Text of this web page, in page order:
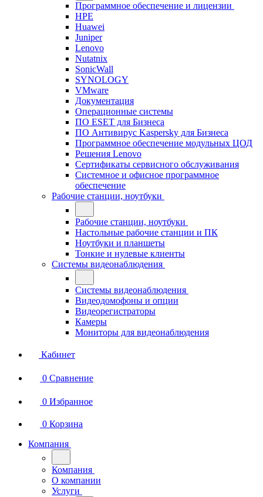
Программное обеспечение и лицензии
HPE
Huawei
Juniper
Lenovo
Nutatnix
SonicWall
SYNOLOGY
VMware
Документация
Операционные системы
ПО ESET для Бизнеса
ПО Антивирус Kaspersky для Бизнеса
Программное обеспечение модульных ЦОД
Решения Lenovo
Сертификаты сервисного обслуживания
Системное и офисное программное
обеспечение
Рабочие станции, ноутбуки
Рабочие станции, ноутбуки
Настольные рабочие станции и ПК
Ноутбуки и планшеты
Тонкие и нулевые клиенты
Системы видеонаблюдения
Системы видеонаблюдения
Видеодомофоны и опции
Видеорегистраторы
Камеры
Мониторы для видеонаблюдения
Кабинет
0 Сравнение
0 Избранное
0 Корзина
Компания
Компания
О компании
Услуги